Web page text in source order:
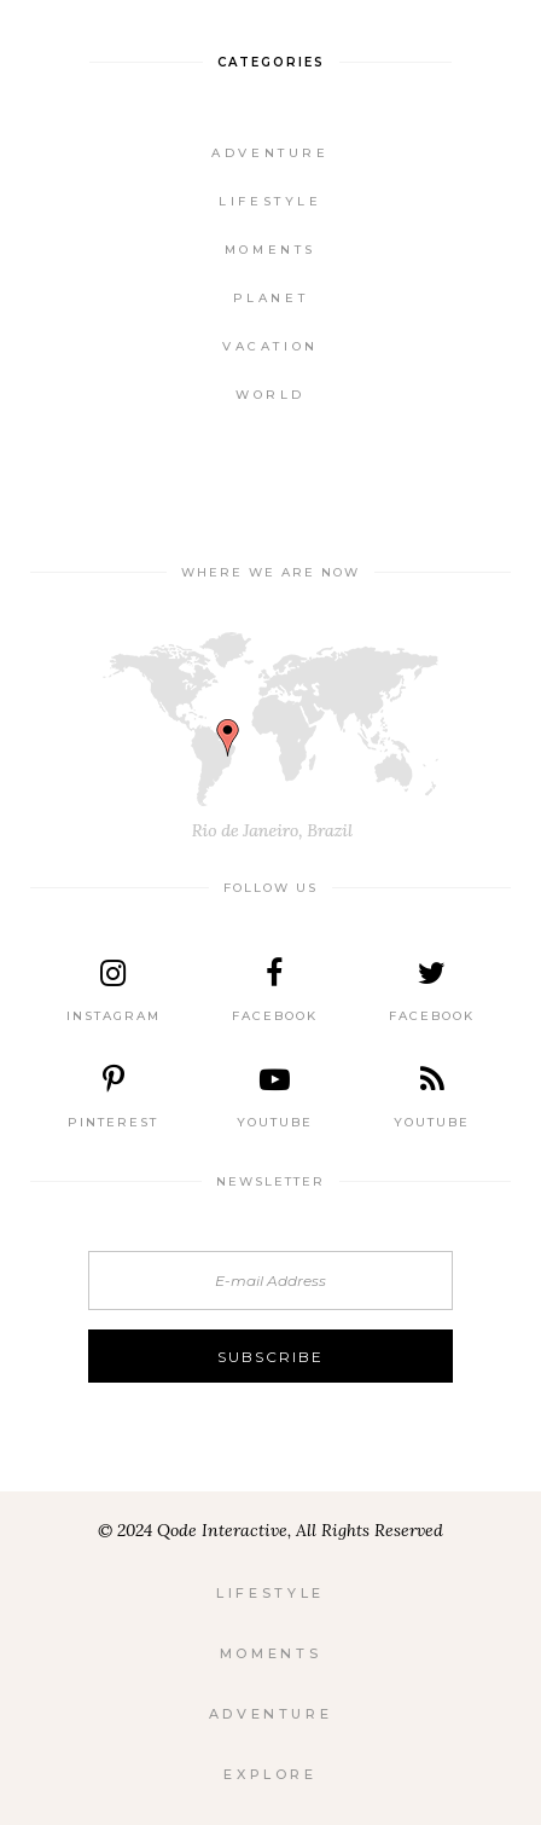
CATEGORIES
ADVENTURE
LIFESTYLE
MOMENTS
PLANET
VACATION
WORLD
WHERE WE ARE NOW
FOLLOW US
INSTAGRAM
PINTEREST
FACEBOOK
YOUTUBE
FACEBOOK
YOUTUBE
NEWSLETTER
© 2024 Qode Interactive, All Rights Reserved
LIFESTYLE
MOMENTS
ADVENTURE
EXPLORE